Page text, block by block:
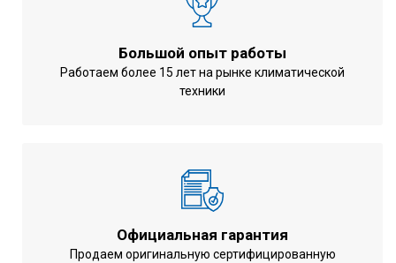
Большой опыт работы
Работаем более 15 лет на рынке климатической
техники
Официальная гарантия
Продаем оригинальную сертифицированную